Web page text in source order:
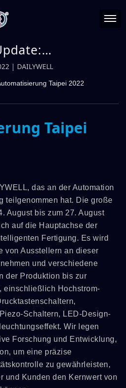
Taipei 2022 |
| DAILYWELL
Taipei 2022
Taipei
das an der Automation
teilgenommen hat. Die große
August bis zum 27. August
auf die Hauptachse der
Fertigung. Es wird
von Ausstellern an dieser
und verschiedene
der Produktion bis zur
einschließlich Hochstrom-
Schaltern, LED-Design-
Wir legen
Forschung und Entwicklung,
um eine präzise
zu gewährleisten,
und Kunden den Kernwert von